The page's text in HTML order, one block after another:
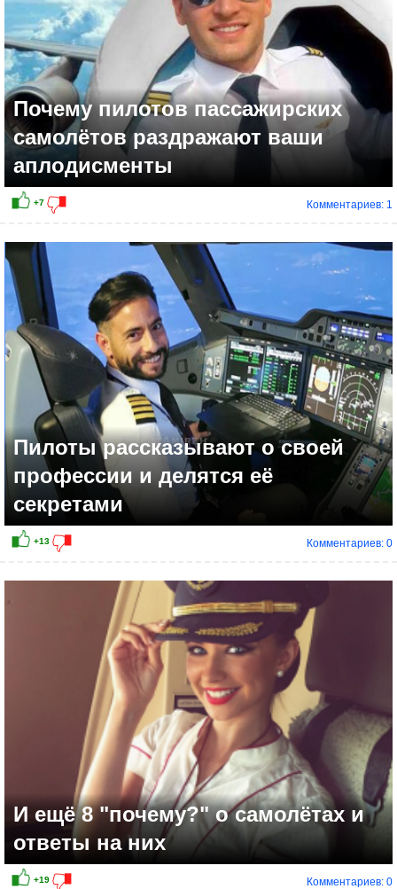
Почему пилотов пассажирских
самолётов раздражают ваши
аплодисменты
Комментариев: 1
Пилоты рассказывают о своей
профессии и делятся её
секретами
Комментариев: 0
И ещё 8 "почему?" о самолётах и
ответы на них
Комментариев: 0